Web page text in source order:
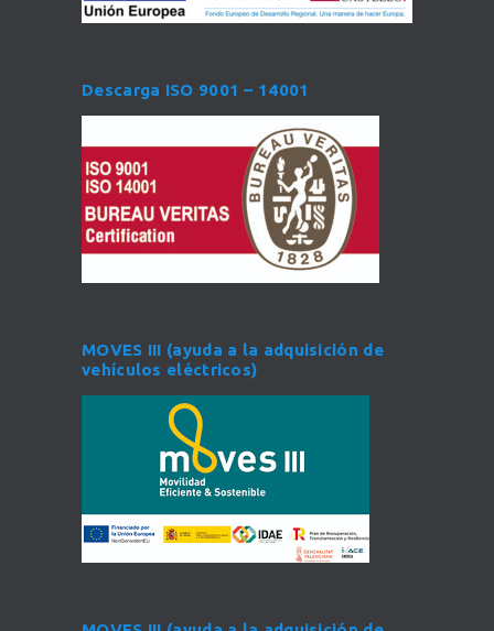
Descarga ISO 9001 – 14001
MOVES III (ayuda a la adquisición de
vehículos eléctricos)